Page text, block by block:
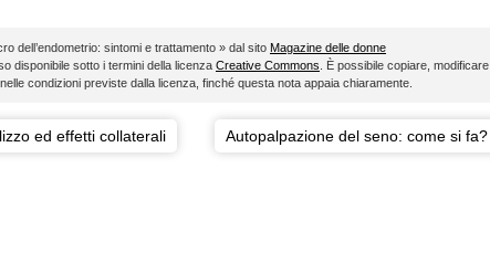
dell’endometrio: sintomi e trattamento » dal sito Magazine delle donne
disponibile sotto i termini della licenza Creative Commons . È possibile copiare, modificare
condizioni previste dalla licenza, finché questa nota appaia chiaramente.
ed effetti collaterali Autopalpazione del seno: come si fa?